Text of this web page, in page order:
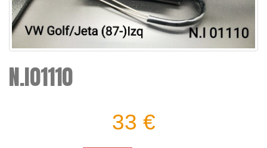
N.I01110
33 €